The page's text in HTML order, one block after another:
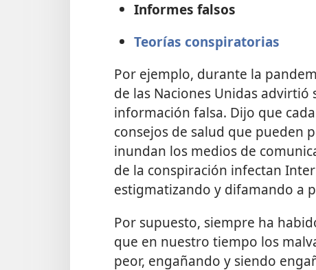
Informes falsos
Teorías conspiratorias
Por ejemplo, durante la
de las Naciones Unidas
información falsa. Dijo que
consejos de salud que pueden
inundan los medios de
de la conspiración infectan
estigmatizando y difamando a
Por supuesto, siempre ha
que en nuestro tiempo los
peor, engañando y siendo